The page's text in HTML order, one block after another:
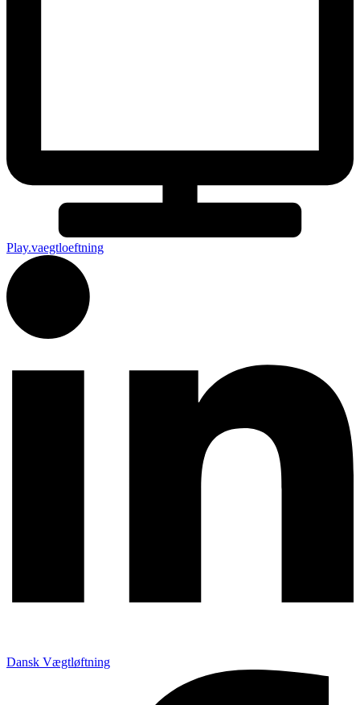
Play.vaegtloeftning
Dansk Vægtløftning